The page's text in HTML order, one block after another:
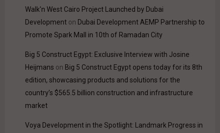
Walk'n West Cairo Project Launched by Dubai
Development on Dubai Development AEMP Partnership to
Promote Spark Mall in 10th of Ramadan City
Big 5 Construct Egypt: Exclusive Interview with Josine
Heijmans on Big 5 Construct Egypt opens today for its 8th
edition, showcasing products and solutions for the
country’s $565.5 billion construction and infrastructure
market
Voya Development in the Spotlight: Landmark Progress in